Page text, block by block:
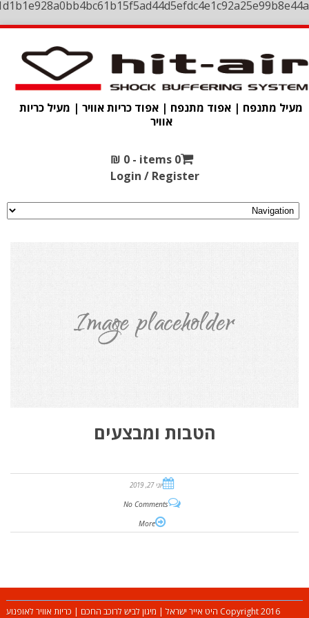
מעיל מתנפח | אפוד מתנפח | אפוד כריות אוויר | מעיל כריות
אוויר
0 items -
₪ 0
Login / Register
הטבות ומבצעים
יוני 27, 2019
No Comments
More
Copyright 2016 היט אייר ישראל | מיגון לביש לרוכב החכם | כריות אוויר לאופנוע